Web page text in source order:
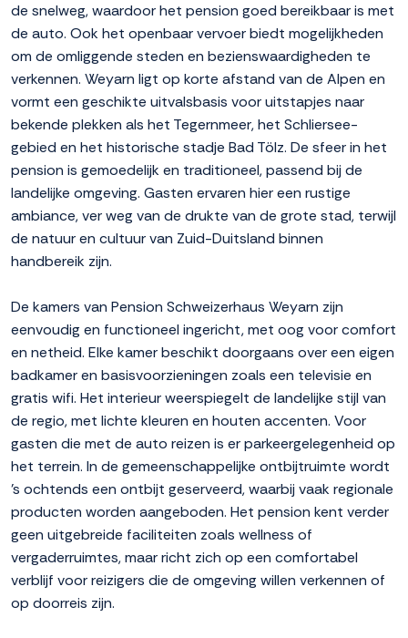
de snelweg, waardoor het pension goed bereikbaar is met
de auto. Ook het openbaar vervoer biedt mogelijkheden
om de omliggende steden en bezienswaardigheden te
verkennen. Weyarn ligt op korte afstand van de Alpen en
vormt een geschikte uitvalsbasis voor uitstapjes naar
bekende plekken als het Tegernmeer, het Schliersee-
gebied en het historische stadje Bad Tölz. De sfeer in het
pension is gemoedelijk en traditioneel, passend bij de
landelijke omgeving. Gasten ervaren hier een rustige
ambiance, ver weg van de drukte van de grote stad, terwijl
de natuur en cultuur van Zuid-Duitsland binnen
handbereik zijn.
De kamers van Pension Schweizerhaus Weyarn zijn
eenvoudig en functioneel ingericht, met oog voor comfort
en netheid. Elke kamer beschikt doorgaans over een eigen
badkamer en basisvoorzieningen zoals een televisie en
gratis wifi. Het interieur weerspiegelt de landelijke stijl van
de regio, met lichte kleuren en houten accenten. Voor
gasten die met de auto reizen is er parkeergelegenheid op
het terrein. In de gemeenschappelijke ontbijtruimte wordt
's ochtends een ontbijt geserveerd, waarbij vaak regionale
producten worden aangeboden. Het pension kent verder
geen uitgebreide faciliteiten zoals wellness of
vergaderruimtes, maar richt zich op een comfortabel
verblijf voor reizigers die de omgeving willen verkennen of
op doorreis zijn.